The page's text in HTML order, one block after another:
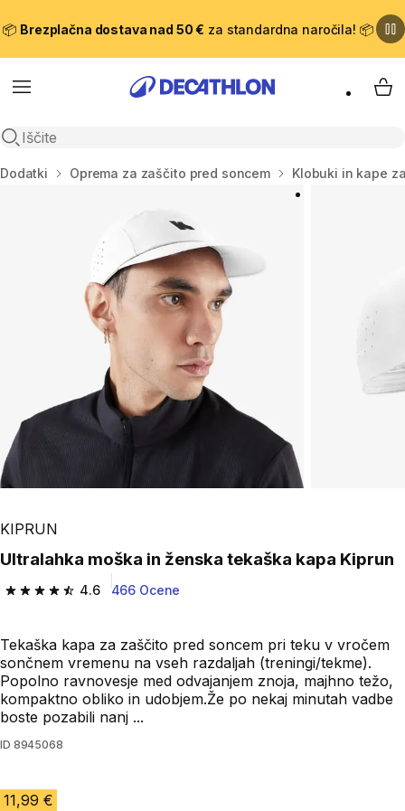
📦 Brezplačna dostava nad 50 € za standardna naročila! 📦
Meni
Odpri iskanje
Domov
Dodatki Oprema za zaščito pred soncem Klobuki in kape
KIPRUN
Ultralahka moška in ženska tekaška kapa Kiprun
4.6
4.6 od 5 zvezdic from 466 ocene
466 Ocene
Tekaška kapa za zaščito pred soncem pri teku v vročem
sončnem vremenu na vseh razdaljah (treningi/tekme).
Popolno ravnovesje med odvajanjem znoja, majhno težo,
kompaktno obliko in udobjem.Že po nekaj minutah vadbe
boste pozabili nanj ...
ID 8945068
11,99 €